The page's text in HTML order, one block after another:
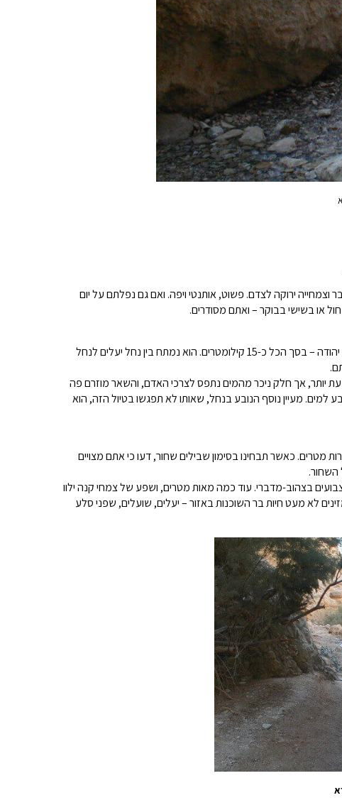
וצמחייה ירוקה לצדם. פשוט, אותנטי ויפה. ואם גם נפלתם על יום
או בשישי בבוקר – ואתם מסודרים.
, נחל צנוע באורכו, יחסית לחבריו באזור מדבר יהודה – בסך הכל כ-15 קילומטרים. הוא נמתח בין נחל יעלים לנחל
יותר, אך חלק ניכר מהמים נתפס לצרכי האדם, והשאר מוזרם פה
למים. מעיין נוסף הנובע בנחל, שאותו לא תפגשו בטיול הזה, הוא
מטרים. כאשר תבחינו בסימון שבילים שחור, דעו כי אתם מצויים
השחור.
בצהוב-מדברי. עוד כמה מאות מטרים, ושפע של צמחי קנה ילוו
לא מעט חיות בר השוכנות באזור – יעלים, שועלים, שפני סלע